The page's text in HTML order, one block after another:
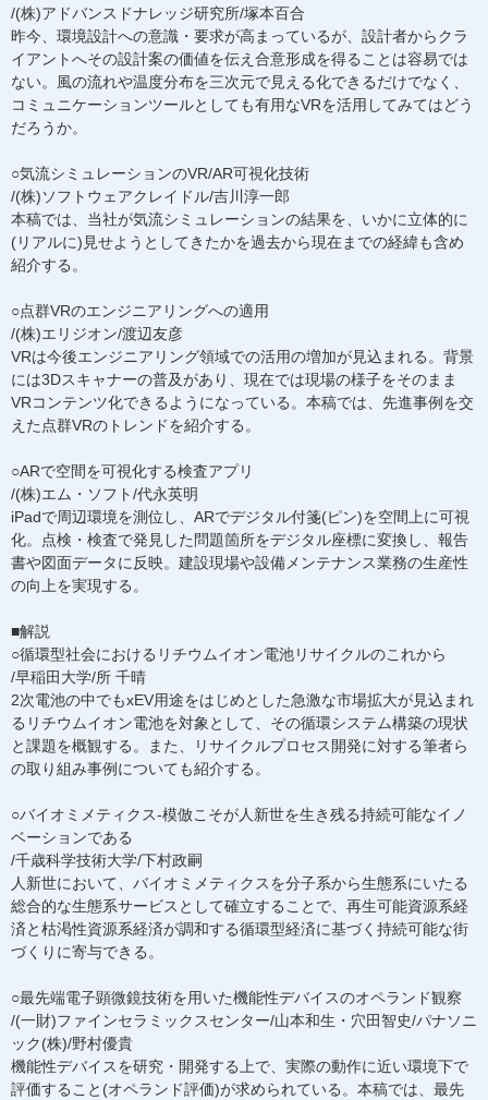
/(株)アドバンスドナレッジ研究所/塚本百合
昨今、環境設計への意識・要求が高まっているが、設計者からクラ
イアントへその設計案の価値を伝え合意形成を得ることは容易では
ない。風の流れや温度分布を三次元で見える化できるだけでなく、
コミュニケーションツールとしても有用なVRを活用してみてはどう
だろうか。
○気流シミュレーションのVR/AR可視化技術
/(株)ソフトウェアクレイドル/吉川淳一郎
本稿では、当社が気流シミュレーションの結果を、いかに立体的に
(リアルに)見せようとしてきたかを過去から現在までの経緯も含め
紹介する。
○点群VRのエンジニアリングへの適用
/(株)エリジオン/渡辺友彦
VRは今後エンジニアリング領域での活用の増加が見込まれる。背景
には3Dスキャナーの普及があり、現在では現場の様子をそのまま
VRコンテンツ化できるようになっている。本稿では、先進事例を交
えた点群VRのトレンドを紹介する。
○ARで空間を可視化する検査アプリ
/(株)エム・ソフト/代永英明
iPadで周辺環境を測位し、ARでデジタル付箋(ピン)を空間上に可視
化。点検・検査で発見した問題箇所をデジタル座標に変換し、報告
書や図面データに反映。建設現場や設備メンテナンス業務の生産性
の向上を実現する。
■解説
○循環型社会におけるリチウムイオン電池リサイクルのこれから
/早稲田大学/所 千晴
2次電池の中でもxEV用途をはじめとした急激な市場拡大が見込まれ
るリチウムイオン電池を対象として、その循環システム構築の現状
と課題を概観する。また、リサイクルプロセス開発に対する筆者ら
の取り組み事例についても紹介する。
○バイオミメティクス-模倣こそが人新世を生き残る持続可能なイノ
ベーションである
/千歳科学技術大学/下村政嗣
人新世において、バイオミメティクスを分子系から生態系にいたる
総合的な生態系サービスとして確立することで、再生可能資源系経
済と枯渇性資源系経済が調和する循環型経済に基づく持続可能な街
づくりに寄与できる。
○最先端電子顕微鏡技術を用いた機能性デバイスのオペランド観察
/(一財)ファインセラミックスセンター/山本和生・穴田智史/パナソニ
ック(株)/野村優貴
機能性デバイスを研究・開発する上で、実際の動作に近い環境下で
評価すること(オペランド評価)が求められている。本稿では、最先